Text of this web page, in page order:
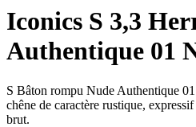
Iconics S 3,3
Authentique 01
S Bâton rompu Nude Authentique
chêne de caractère rustique,
brut.